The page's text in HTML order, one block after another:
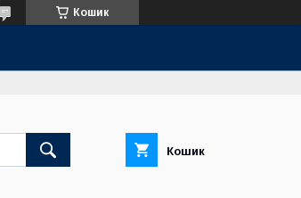
Кошик
Кошик